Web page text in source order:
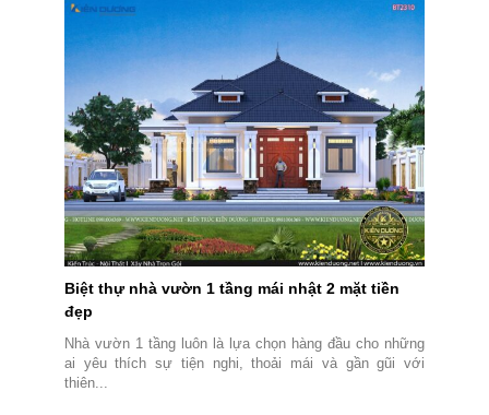
Biệt thự nhà vườn 1 tầng mái nhật 2 mặt tiền
đẹp
Nhà vườn 1 tầng luôn là lựa chọn hàng đầu cho những
ai yêu thích sự tiện nghi, thoải mái và gần gũi với
thiên...